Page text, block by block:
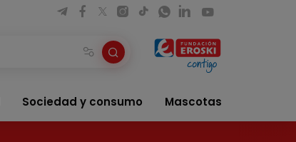
Sociedad y consumo Mascotas